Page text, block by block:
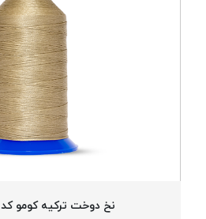
نخ دوخت ترکیه کومو کد 905 COMO